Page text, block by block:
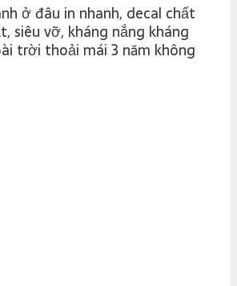
ở đâu in nhanh, decal chất
siêu vỡ, kháng nắng kháng
trời thoải mái 3 năm không